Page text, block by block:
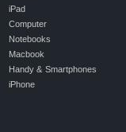
iPad
Computer
Notebooks
Macbook
Handy & Smartphones
iPhone